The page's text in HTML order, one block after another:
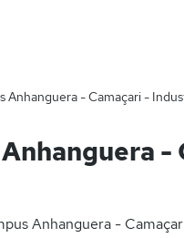
Anhanguera - Camaçari -
Anhanguera -